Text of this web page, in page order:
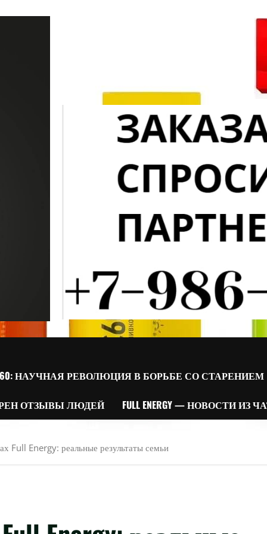
НАУЧНАЯ РЕВОЛЮЦИЯ В БОРЬБЕ СО СТАРЕНИЕМ
ОТЗЫВЫ ЛЮДЕЙ FULL ENERGY — НОВОСТИ ИЗ
Full Energy: реальные результаты семьи